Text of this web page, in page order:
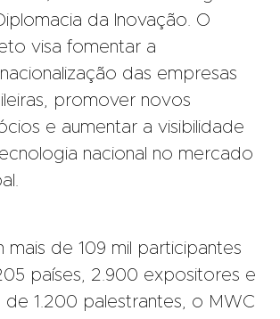
da Inovação. O
visa fomentar a
das empresas
promover novos
e aumentar a visibilidade
nacional no mercado
mais de 109 mil participantes
países, 2.900 expositores e
de 1.200 palestrantes, o MWC